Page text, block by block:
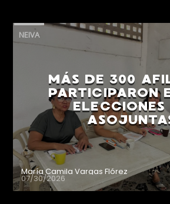
NEIVA
MÁS DE 300
PARTICIPARON
ELECCIONES
María Camila Vargas Flórez
07/30/2026